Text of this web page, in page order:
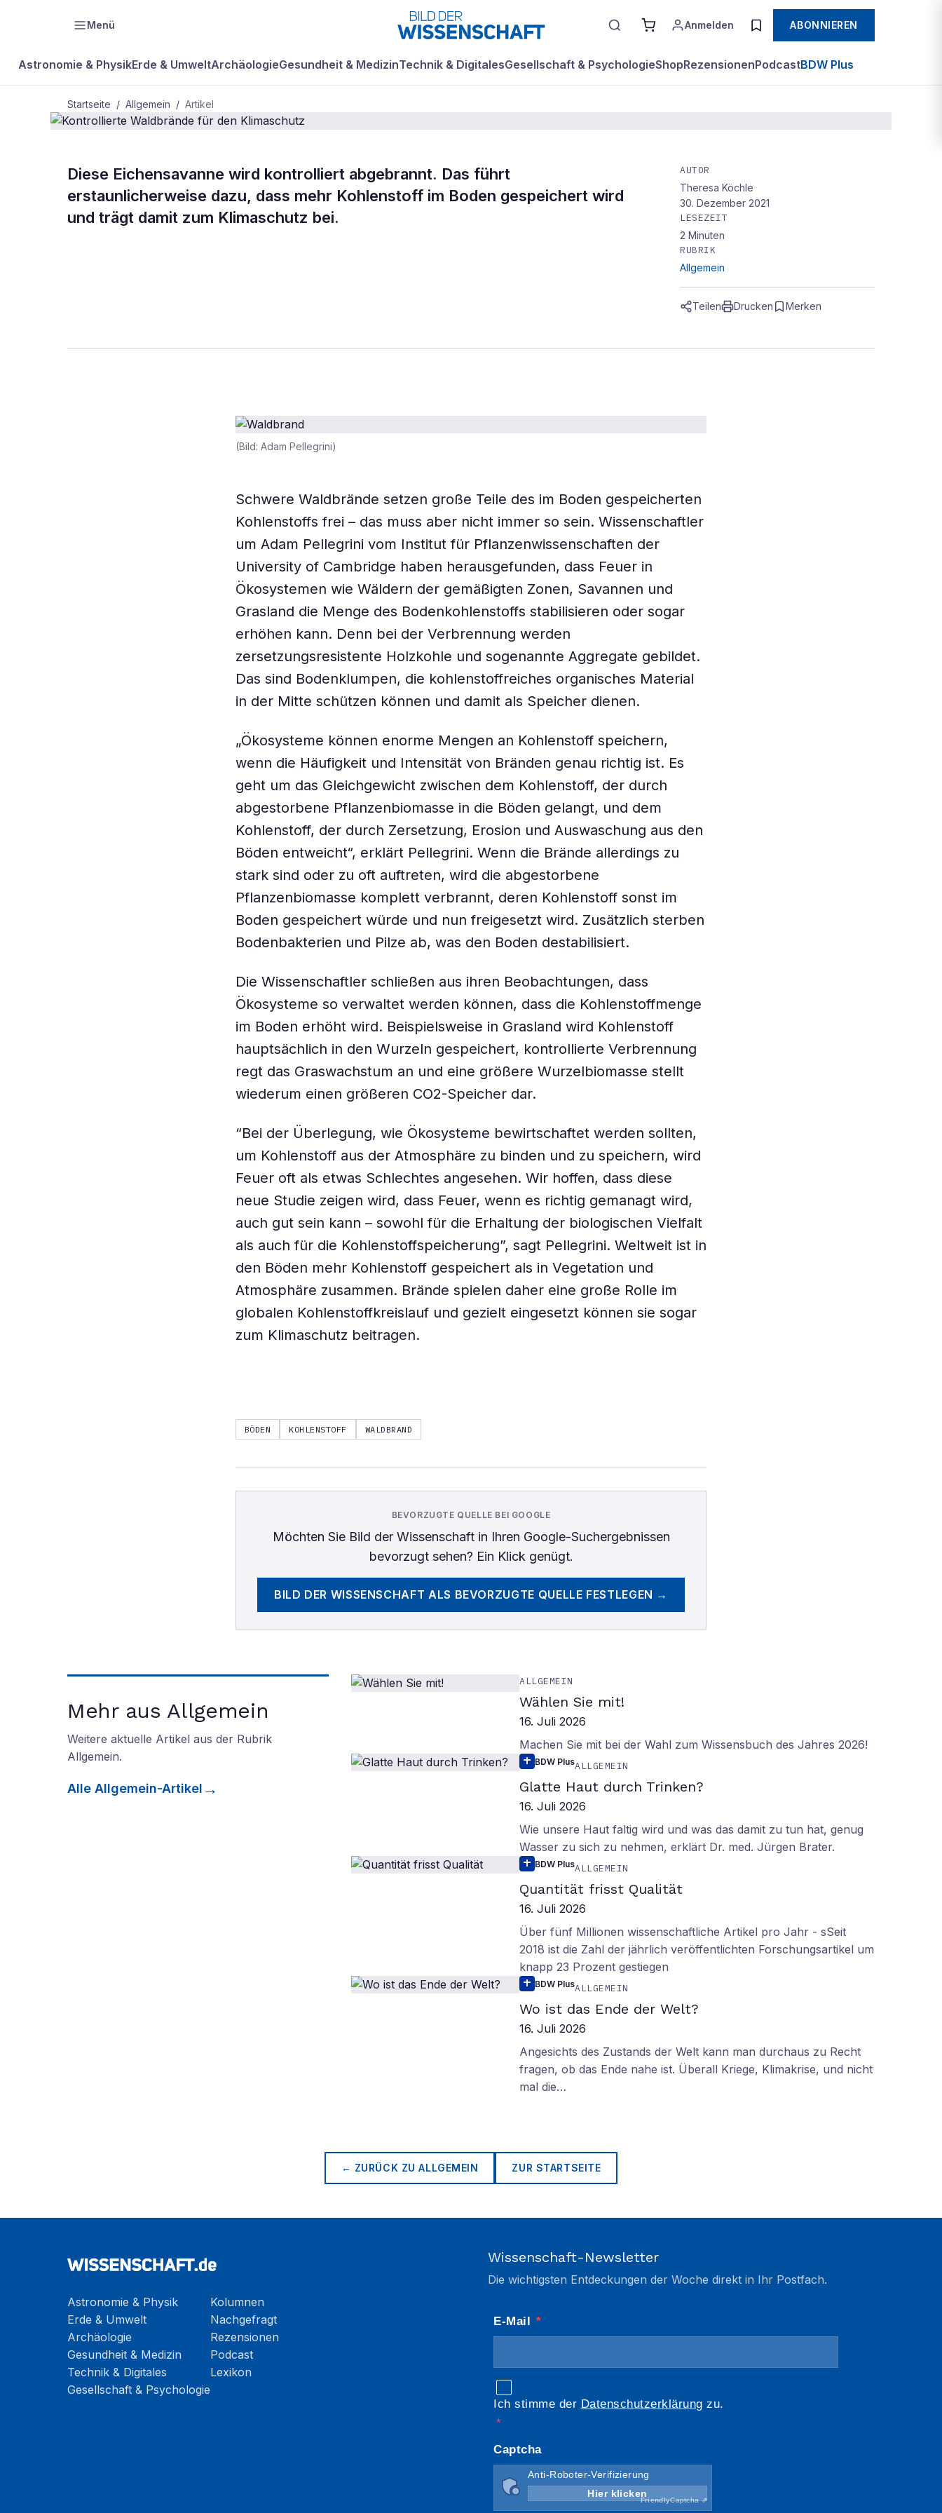
Menü Anmelden ABONNIEREN
Astronomie & PhysikErde & UmweltArchäologieGesundheit & MedizinTechnik & DigitalesGesellschaft & PsychologieShopRezensionenPodcastBDW Plus
Startseite / Allgemein / Artikel
ALLGEMEIN
Kontrollierte Waldbrände für den
Diese Eichensavanne wird kontrolliert abgebrannt. Das führt
erstaunlicherweise dazu, dass mehr Kohlenstoff im Boden gespeichert wird
und trägt damit zum Klimaschutz bei.
AUTOR
Theresa Köchle
30. Dezember 2021
LESEZEIT
2 Minuten
RUBRIK
Allgemein
Teilen Drucken Merken
(Bild: Adam Pellegrini)
Schwere Waldbrände setzen große Teile des im Boden gespeicherten
Kohlenstoffs frei – das muss aber nicht immer so sein. Wissenschaftler
um Adam Pellegrini vom Institut für Pflanzenwissenschaften der
University of Cambridge haben herausgefunden, dass Feuer in
Ökosystemen wie Wäldern der gemäßigten Zonen, Savannen und
Grasland die Menge des Bodenkohlenstoffs stabilisieren oder sogar
erhöhen kann. Denn bei der Verbrennung werden
zersetzungsresistente Holzkohle und sogenannte Aggregate gebildet.
Das sind Bodenklumpen, die kohlenstoffreiches organisches Material
in der Mitte schützen können und damit als Speicher dienen.
„Ökosysteme können enorme Mengen an Kohlenstoff speichern,
wenn die Häufigkeit und Intensität von Bränden genau richtig ist. Es
geht um das Gleichgewicht zwischen dem Kohlenstoff, der durch
abgestorbene Pflanzenbiomasse in die Böden gelangt, und dem
Kohlenstoff, der durch Zersetzung, Erosion und Auswaschung aus den
Böden entweicht“, erklärt Pellegrini. Wenn die Brände allerdings zu
stark sind oder zu oft auftreten, wird die abgestorbene
Pflanzenbiomasse komplett verbrannt, deren Kohlenstoff sonst im
Boden gespeichert würde und nun freigesetzt wird. Zusätzlich sterben
Bodenbakterien und Pilze ab, was den Boden destabilisiert.
Die Wissenschaftler schließen aus ihren Beobachtungen, dass
Ökosysteme so verwaltet werden können, dass die Kohlenstoffmenge
im Boden erhöht wird. Beispielsweise in Grasland wird Kohlenstoff
hauptsächlich in den Wurzeln gespeichert, kontrollierte Verbrennung
regt das Graswachstum an und eine größere Wurzelbiomasse stellt
wiederum einen größeren CO2-Speicher dar.
“Bei der Überlegung, wie Ökosysteme bewirtschaftet werden sollten,
um Kohlenstoff aus der Atmosphäre zu binden und zu speichern, wird
Feuer oft als etwas Schlechtes angesehen. Wir hoffen, dass diese
neue Studie zeigen wird, dass Feuer, wenn es richtig gemanagt wird,
auch gut sein kann – sowohl für die Erhaltung der biologischen Vielfalt
als auch für die Kohlenstoffspeicherung”, sagt Pellegrini. Weltweit ist in
den Böden mehr Kohlenstoff gespeichert als in Vegetation und
Atmosphäre zusammen. Brände spielen daher eine große Rolle im
globalen Kohlenstoffkreislauf und gezielt eingesetzt können sie sogar
zum Klimaschutz beitragen.
BÖDEN KOHLENSTOFF WALDBRAND
BEVORZUGTE QUELLE BEI GOOGLE
Möchten Sie Bild der Wissenschaftin Ihren Google-Suchergebnissen
bevorzugt sehen? Ein Klick genügt.
BILD DER WISSENSCHAFT ALS BEVORZUGTE QUELLE FESTLEGEN →
Mehr aus Allgemein
Weitere aktuelle Artikel aus der Rubrik
Allgemein.
Alle Allgemein-Artikel
ALLGEMEIN
Wählen Sie mit!
16. Juli 2026
Machen Sie mit bei der Wahl zum Wissensbuch des Jahres 2026!
BDW PlusALLGEMEIN
Glatte Haut durch Trinken?
16. Juli 2026
Wie unsere Haut faltig wird und was das damit zu tun hat, genug
Wasser zu sich zu nehmen, erklärt Dr. med. Jürgen Brater.
BDW PlusALLGEMEIN
Quantität frisst Qualität
16. Juli 2026
Über fünf Millionen wissenschaftliche Artikel pro Jahr - sSeit
2018 ist die Zahl der jährlich veröffentlichten Forschungsartikel um
knapp 23 Prozent gestiegen
BDW PlusALLGEMEIN
Wo ist das Ende der Welt?
16. Juli 2026
Angesichts des Zustands der Welt kann man durchaus zu Recht
fragen, ob das Ende nahe ist. Überall Kriege, Klimakrise, und nicht
mal die…
← ZURÜCK ZUALLGEMEIN ZUR STARTSEITE
Astronomie & Physik
Erde & Umwelt
Archäologie
Gesundheit & Medizin
Technik & Digitales
Gesellschaft & Psychologie
Kolumnen
Nachgefragt
Rezensionen
Podcast
Lexikon
Wissenschaft-Newsletter
Die wichtigsten Entdeckungen der Woche direkt in Ihr Postfach.